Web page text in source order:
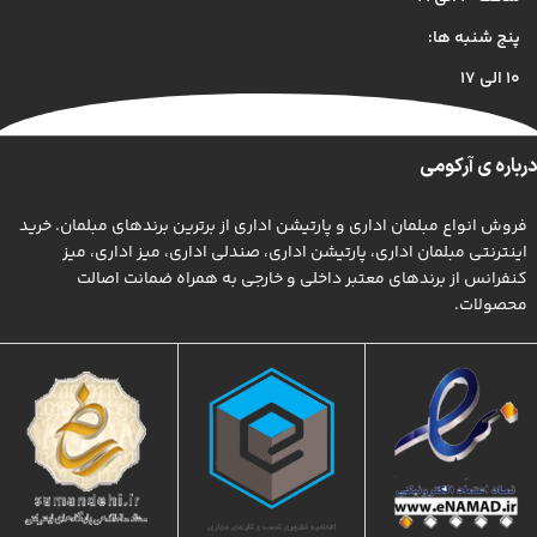
پنج شنبه ها:
۱۰ الی ۱۷
درباره ی آرکومی
فروش انواع مبلمان اداری و پارتیشن اداری از برترین برندهای مبلمان. خرید
اینترنتی مبلمان اداری، پارتیشن اداری، صندلی اداری، میز اداری، میز
کنفرانس از برندهای معتبر داخلی و خارجی به همراه ضمانت اصالت
محصولات.